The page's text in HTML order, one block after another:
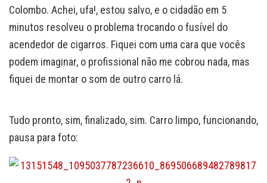
Colombo. Achei, ufa!, estou salvo, e o cidadão em 5
minutos resolveu o problema trocando o fusível do
acendedor de cigarros. Fiquei com uma cara que vocês
podem imaginar, o profissional não me cobrou nada, mas
fiquei de montar o som de outro carro lá.
Tudo pronto, sim, finalizado, sim. Carro limpo, funcionando,
pausa para foto: